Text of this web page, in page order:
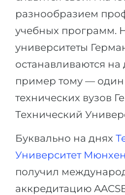
Города
КАРЬЕРНОЕ
ПОСТУПАЕМ НА...
Медицина
Инженерия
Россия
Украина
разнообразием
учебных программ.
университеты
останавливаются на
пример тому —
технических вузов
Технический
Буквально на днях
Университет
получил
аккредитацию